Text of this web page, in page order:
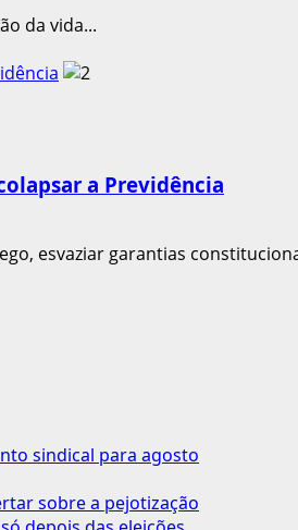
da vida...
a Previdência
esvaziar garantias
sindical para agosto
sobre a pejotização